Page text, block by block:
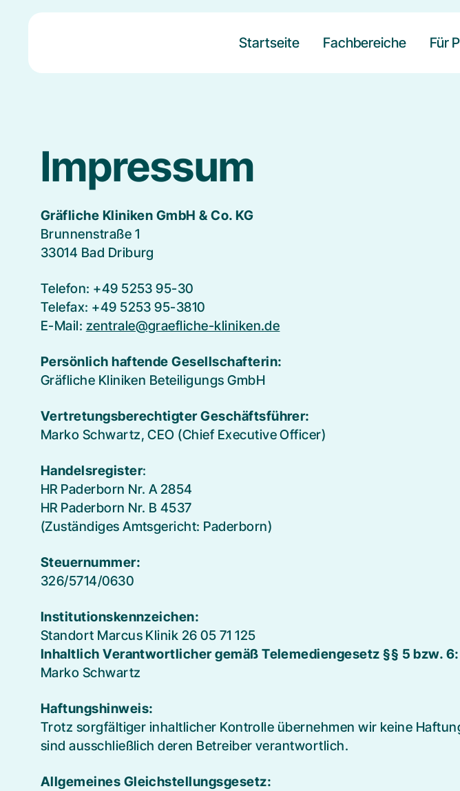
Startseite Fachbereiche Für
Impressum
Gräfliche Kliniken GmbH & Co. KG
Brunnenstraße 1
33014 Bad Driburg
Telefon: +49 5253 95-30
Telefax: +49 5253 95-3810
E-Mail: zentrale@graefliche-kliniken.de
Persönlich haftende Gesellschafterin:
Gräfliche Kliniken Beteiligungs GmbH
Vertretungsberechtigter Geschäftsführer:
Marko Schwartz, CEO (Chief Executive Officer)
Handelsregister:
HR Paderborn Nr. A 2854
HR Paderborn Nr. B 4537
(Zuständiges Amtsgericht: Paderborn)
Steuernummer:
326/5714/0630
Institutionskennzeichen:
Standort Marcus Klinik 26 05 71 125
Inhaltlich Verantwortlicher gemäß Telemediengesetz §§ 5 bzw. 6:
Marko Schwartz
Haftungshinweis:
Trotz sorgfältiger inhaltlicher Kontrolle übernehmen wir keine
sind ausschließlich deren Betreiber verantwortlich.
Allgemeines Gleichstellungsgesetz: